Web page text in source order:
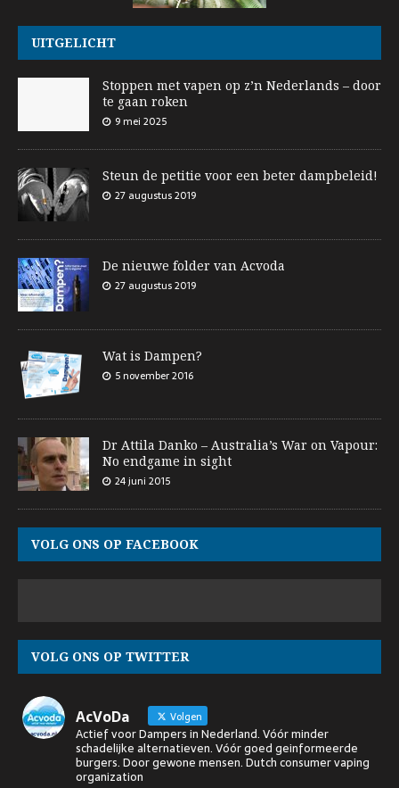
UITGELICHT
Stoppen met vapen op z’n Nederlands – door
te gaan roken
9 mei 2025
Steun de petitie voor een beter dampbeleid!
27 augustus 2019
De nieuwe folder van Acvoda
27 augustus 2019
Wat is Dampen?
5 november 2016
Dr Attila Danko – Australia’s War on Vapour:
No endgame in sight
24 juni 2015
VOLG ONS OP FACEBOOK
VOLG ONS OP TWITTER
AcVoDa Volgen
Actief voor Dampers in Nederland. Vóór minder
schadelijke alternatieven. Vóór goed geinformeerde
burgers. Door gewone mensen. Dutch consumer vaping
organization